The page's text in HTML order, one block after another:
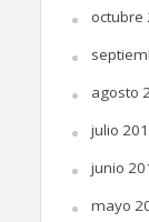
octubre
agosto
julio
junio
mayo